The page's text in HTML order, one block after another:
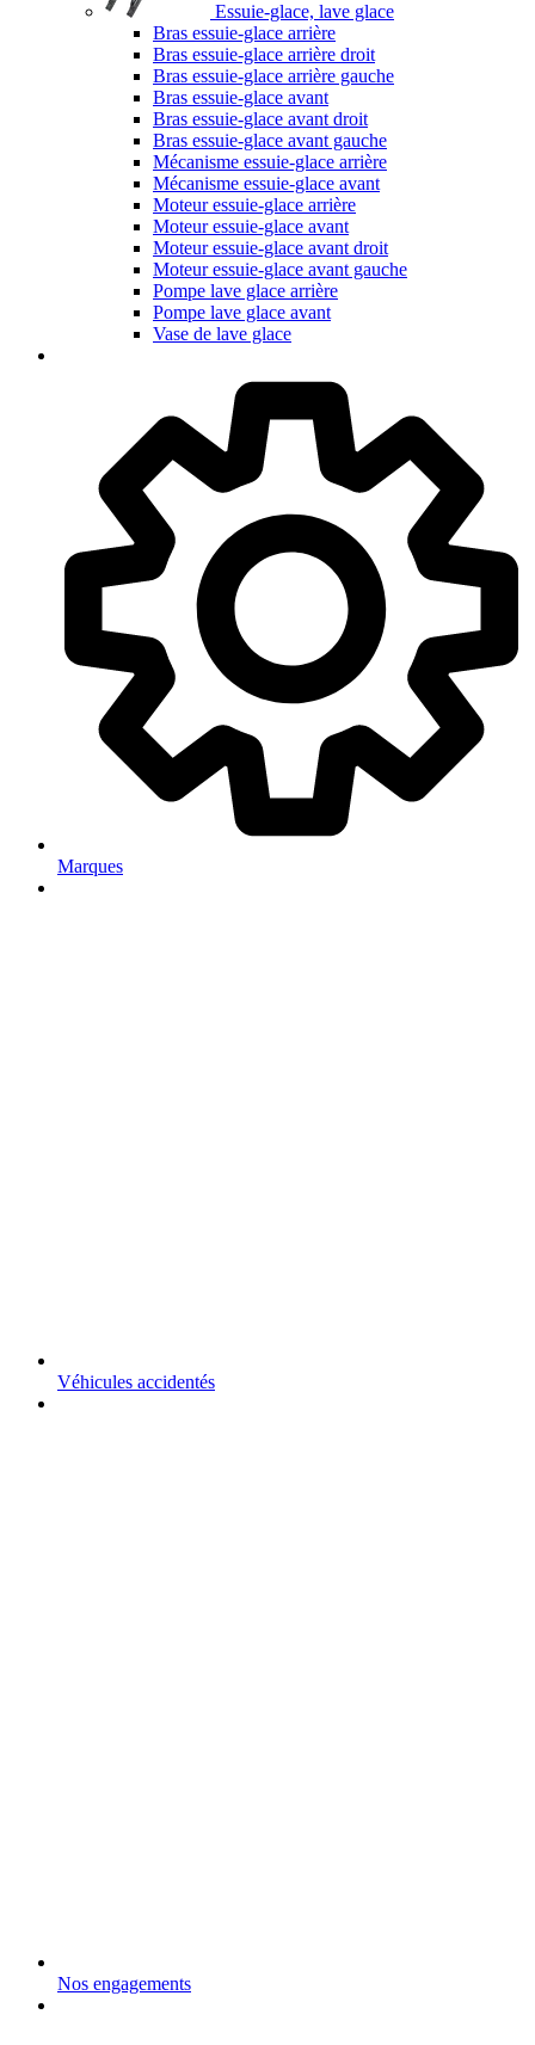
Essuie-glace, lave glace
Bras essuie-glace arrière
Bras essuie-glace arrière droit
Bras essuie-glace arrière gauche
Bras essuie-glace avant
Bras essuie-glace avant droit
Bras essuie-glace avant gauche
Mécanisme essuie-glace arrière
Mécanisme essuie-glace avant
Moteur essuie-glace arrière
Moteur essuie-glace avant
Moteur essuie-glace avant droit
Moteur essuie-glace avant gauche
Pompe lave glace arrière
Pompe lave glace avant
Vase de lave glace
Marques
Véhicules accidentés
Nos engagements